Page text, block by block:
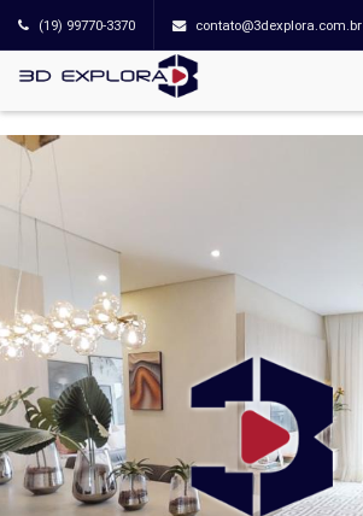
(19) 99770-3370 contato@3dexplora.com.br